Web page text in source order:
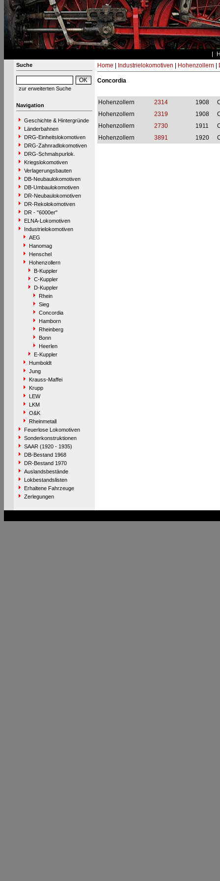
Suche
zur erweiterten Suche
Navigation
Geschichte & Hintergründe
Länderbahnen
DRG-Einheitslokomotiven
DRG-Zahnradlokomotiven
DRG-Schmalspurlok.
Kriegslokomotiven
Verlagerungsbauten
DB-Neubaulokomotiven
DB-Umbaulokomotiven
DR-Neubaulokomotiven
DR-Rekolokomotiven
DR - "6000er"
ELNA-Lokomotiven
Industrielokomotiven
AEG
Hanomag
Henschel
Hohenzollern
B-Kuppler
C-Kuppler
D-Kuppler
Rhein
Sieg
Concordia
Hamborn
Rheinberg
Bonn
Heerlen
E-Kuppler
Humboldt
Jung
Krauss-Maffei
Krupp
LEW
LKM
O&K
Rheinmetall
Feuerlose Lokomotiven
Sonderkonstruktionen
SAAR (1920 - 1935)
DB-Bestand 1968
DR-Bestand 1970
Auslandsbestände
Lokbestandslisten
Erhaltene Fahrzeuge
Zerlegungen
Home Industrielokomotiven Hohenzollern
Concordia
Hohenzollern 2314 1908
Hohenzollern
2319 1908
Hohenzollern
2730 1911
Hohenzollern
3891 1920